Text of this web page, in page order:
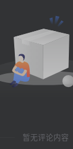
暂无评论内容